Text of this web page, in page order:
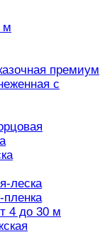
м
премиум
с
леска
пленка
4 до 30 м